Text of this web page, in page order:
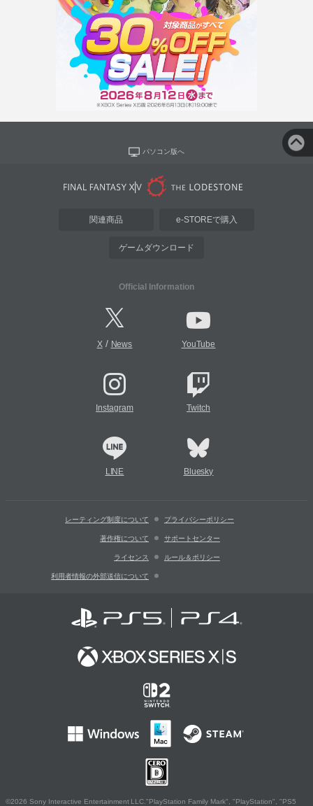
パソコン版へ
関連商品 e-STOREで購入
ゲームダウンロード
Official Information
X/ News YouTube
Instagram Twitch
LINE Bluesky
レーティング制度について プライバシーポリシー
著作権について サポートセンター
ライセンス ルール＆ポリシー
利用者情報の外部送信について
©2026 Sony Interactive Entertainment LLC."PlayStation Family Mark", "PlayStation", "PS5